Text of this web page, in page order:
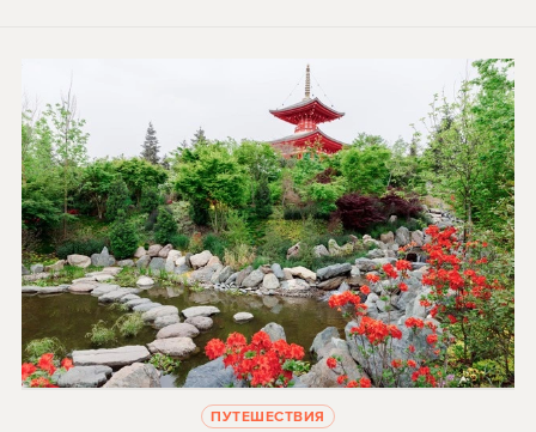
ПУТЕШЕСТВИЯ